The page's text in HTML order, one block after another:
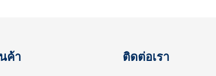
ค้า ติดต่อเรา